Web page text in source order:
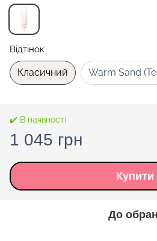
Відтінок
Класичний Warm Sand
✔️ В наявності
1 045 грн
Купити
До